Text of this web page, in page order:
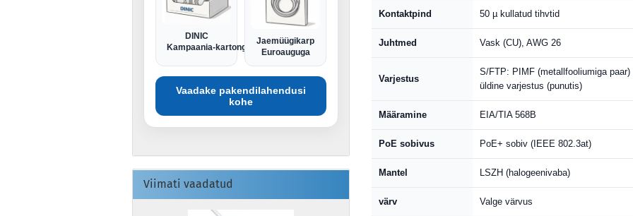
Kontaktpind 50 µ kullatud tihvtid
Juhtmed Vask (CU), AWG 26
Varjestus
S/FTP: PIMF (metallfooliumiga paar)
üldine varjestus (punutis)
Määramine EIA/TIA 568B
PoE sobivus PoE+ sobiv (IEEE 802.3at)
Mantel LSZH (halogeenivaba)
värv Valge värvus
DINIC
Kampaania-kartong
Jaemüügikarp
Euroauguga
Vaadake pakendilahendusi
kohe
Viimati vaadatud